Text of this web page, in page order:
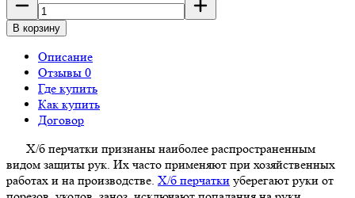
В корзину
Описание
Отзывы 0
Где купить
Как купить
Договор
Х/б перчатки признаны наиболее распространенным
видом защиты рук. Их часто применяют при хозяйственных
работах и на производстве. Х/б перчатки уберегают руки от